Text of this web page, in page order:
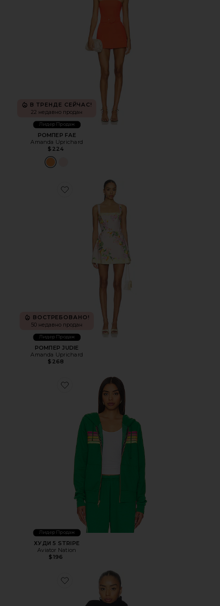
В ТРЕНДЕ СЕЙЧАС!
22 недавно продан
Лидер Продаж
РОМПЕР FAE
Amanda Uprichard
$224
Favorite РОМПЕР JUDIE
ВОСТРЕБОВАНО!
50 недавно продан
Лидер Продаж
РОМПЕР JUDIE
Amanda Uprichard
$268
Favorite ХУДИ 5 STRIPE
Лидер Продаж
ХУДИ 5 STRIPE
Aviator Nation
$196
Favorite ШАРФ AUGUSTINA